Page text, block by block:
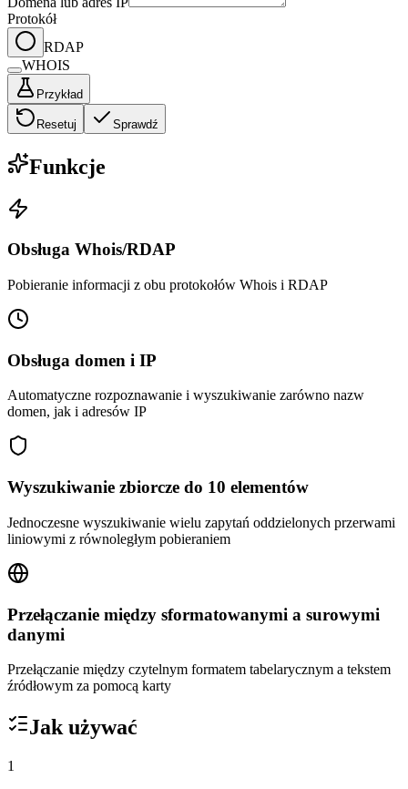
Protokół
RDAP
WHOIS
Przykład
Resetuj Sprawdź
Funkcje
Obsługa Whois/RDAP
Pobieranie informacji z obu protokołów Whois i RDAP
Obsługa domen i IP
Automatyczne rozpoznawanie i wyszukiwanie zarówno nazw
domen, jak i adresów IP
Wyszukiwanie zbiorcze do 10 elementów
Jednoczesne wyszukiwanie wielu zapytań oddzielonych przerwami
liniowymi z równoległym pobieraniem
Przełączanie między sformatowanymi a surowymi
danymi
Przełączanie między czytelnym formatem tabelarycznym a tekstem
źródłowym za pomocą karty
Jak używać
1